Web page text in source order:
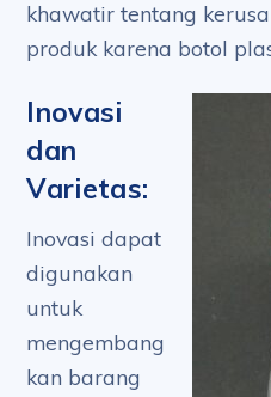
khawatir tentang
produk karena botol
Inovasi
dan
Varietas:
Inovasi dapat
digunakan
untuk
mengembang
kan barang